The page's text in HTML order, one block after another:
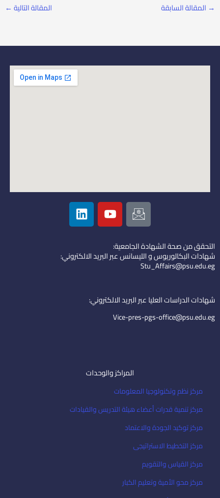
→ المقالة السابقة المقالة التالية ←
I
c
o
n
-
e
i
l
Y
o
u
u
b
L
i
n
e
d
التحقق من صحة الشهادة الجامعية:
شهادات البكالوريوس و الليسانس عبر البريد الالكتروني:
Stu_Affairs@psu.edu.eg
شهادات الدراسات العليا عبر البريد الالكتروني:
Vice-pres-pgs-office@psu.edu.eg
المراكز والوحدات
مركز نظم وتكنولوجيا المعلومات
مركز تنمية قدرات أعضاء هيئة التدريس والقيادات
مركز توكيد الجودة والاعتماد
مركز التخطيط الاستراتيجى
مركز القياس والتقويم
مركز محو الأمية وتعليم الكبار